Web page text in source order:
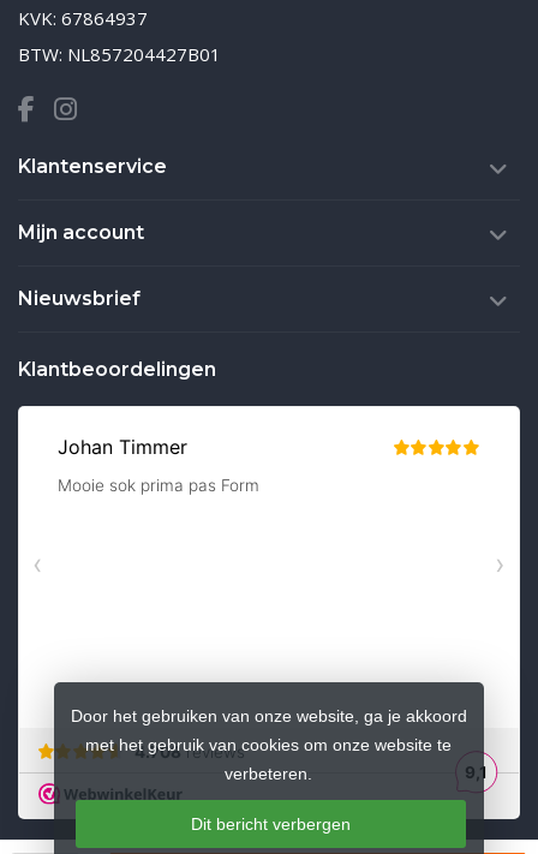
KVK: 67864937
BTW: NL857204427B01
Klantenservice
Mijn account
Nieuwsbrief
Klantbeoordelingen
Door het gebruiken van onze website, ga je akkoord
met het gebruik van cookies om onze website te
verbeteren.
Dit bericht verbergen